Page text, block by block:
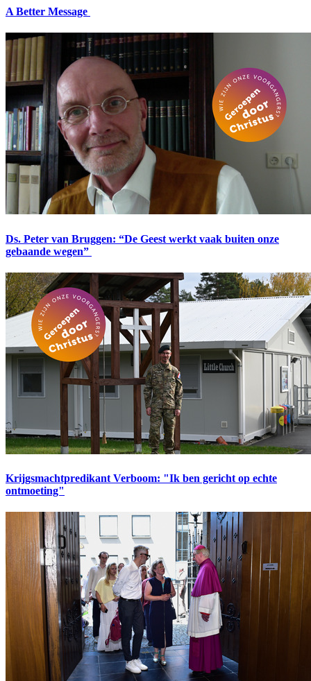
A Better Message
Ds. Peter van Bruggen: “De Geest werkt vaak buiten onze
gebaande wegen”
Krijgsmachtpredikant Verboom: "Ik ben gericht op echte
ontmoeting"